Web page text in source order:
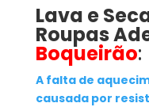
Lava e
Roupas
Boqueirão:
A falta de
causada por